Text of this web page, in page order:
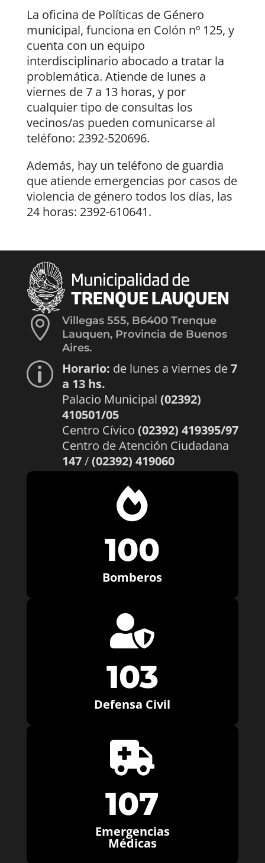
La oficina de Políticas de Género
municipal, funciona en Colón nº 125, y
cuenta con un equipo
interdisciplinario abocado a tratar la
problemática. Atiende de lunes a
viernes de 7 a 13 horas, y por
cualquier tipo de consultas los
vecinos/as pueden comunicarse al
teléfono: 2392-520696.
Además, hay un teléfono de guardia
que atiende emergencias por casos de
violencia de género todos los días, las
24 horas: 2392-610641.

Villegas 555, B6400 Trenque
Lauquen, Provincia de Buenos
Aires.
p Horario: de lunes a viernes de7
a 13 hs.
Palacio Municipal (02392)
410501/05
Centro Cívico (02392) 419395/97
Centro de Atención Ciudadana
147/(02392) 419060

100
Bomberos

103
Defensa Civil

107
Emergencias
Médicas